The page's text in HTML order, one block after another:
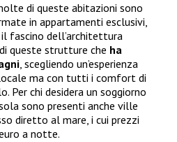
di queste abitazioni sono
in appartamenti esclusivi,
fascino dell’architettura
queste strutture che ha
, scegliendo un’esperienza
ma con tutti i comfort di
chi desidera un soggiorno
sono presenti anche ville
diretto al mare, i cui prezzi
a notte.